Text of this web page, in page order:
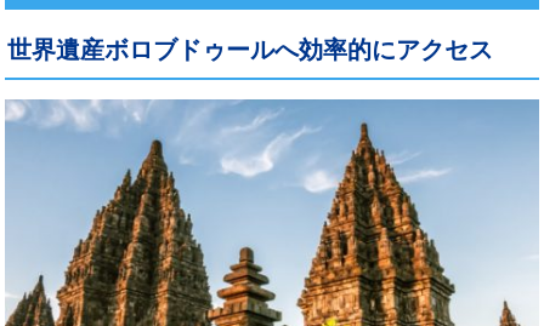
世界遺産ボロブドゥールへ効率的にアクセス